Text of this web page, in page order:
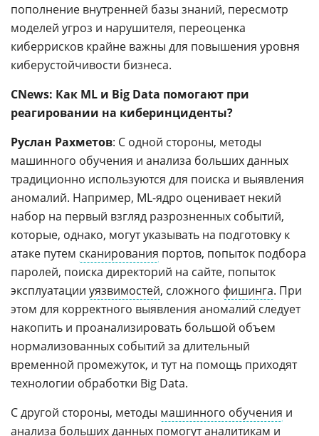
пополнение внутренней базы знаний, пересмотр
моделей угроз и нарушителя, переоценка
киберрисков крайне важны для повышения уровня
киберустойчивости бизнеса.
CNews: Как ML и Big Data помогают при
реагировании на киберинциденты?
Руслан Рахметов: С одной стороны, методы
машинного обучения и анализа больших данных
традиционно используются для поиска и выявления
аномалий. Например, ML-ядро оценивает некий
набор на первый взгляд разрозненных событий,
которые, однако, могут указывать на подготовку к
атаке путем сканирования портов, попыток подбора
паролей, поиска директорий на сайте, попыток
эксплуатации уязвимостей, сложного фишинга. При
этом для корректного выявления аномалий следует
накопить и проанализировать большой объем
нормализованных событий за длительный
временной промежуток, и тут на помощь приходят
технологии обработки Big Data.
С другой стороны, методы машинного обучения и
анализа больших данных помогут аналитикам и